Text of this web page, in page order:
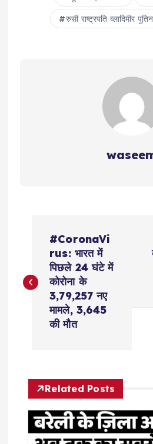
रुसी राष्ट्रपति व्लादिमीर पुतिन
s
a
v
#CoronaVi
rus: भारत में
पिछले 24 घंटे में
कोरोना के
3,79,257 नए
मामले, 3,645
की मौत
Related Posts